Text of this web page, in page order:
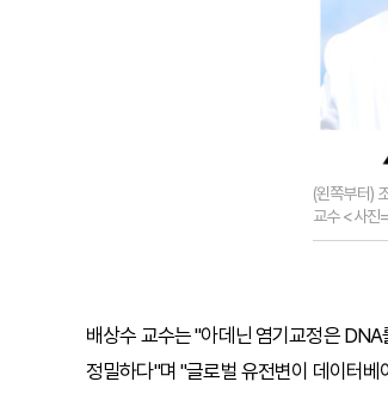
(왼쪽부터)
교수 <사진
배상수 교수는 "아데닌 염기교정은
정밀하다"며 "글로벌 유전변이 데이터베